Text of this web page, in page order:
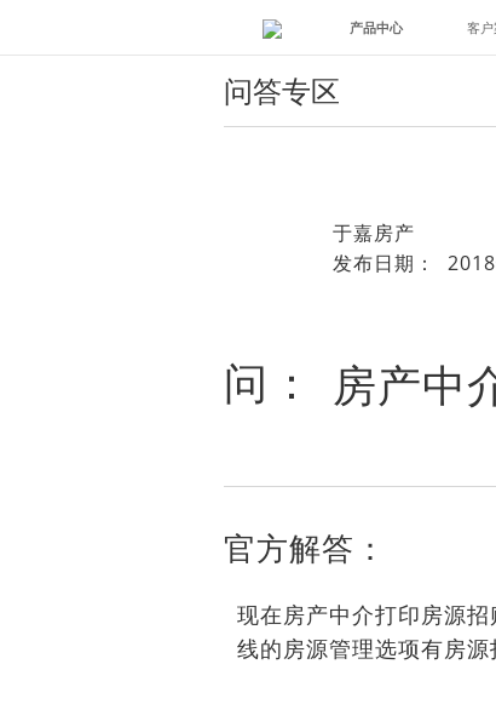
产品中心 客
问答专区
于嘉房产
发布日期：
问： 房产中
官方解答：
现在房产中介打印房源
线的房源管理选项有房源